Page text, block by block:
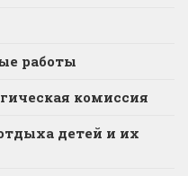
работы
комиссия
детей и их